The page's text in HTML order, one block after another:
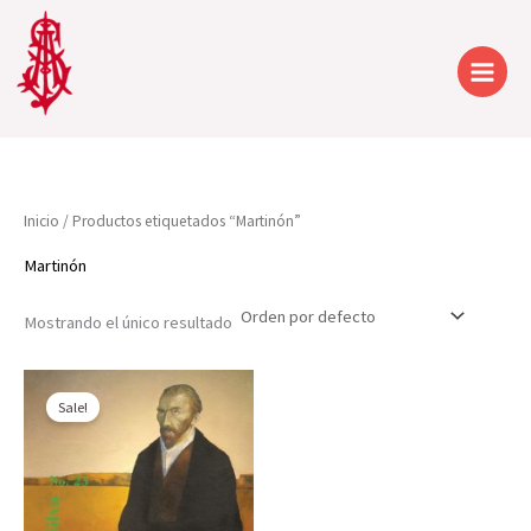
contenido
Inicio / Productos etiquetados “Martinón”
Martinón
Mostrando el único resultado
Sale!